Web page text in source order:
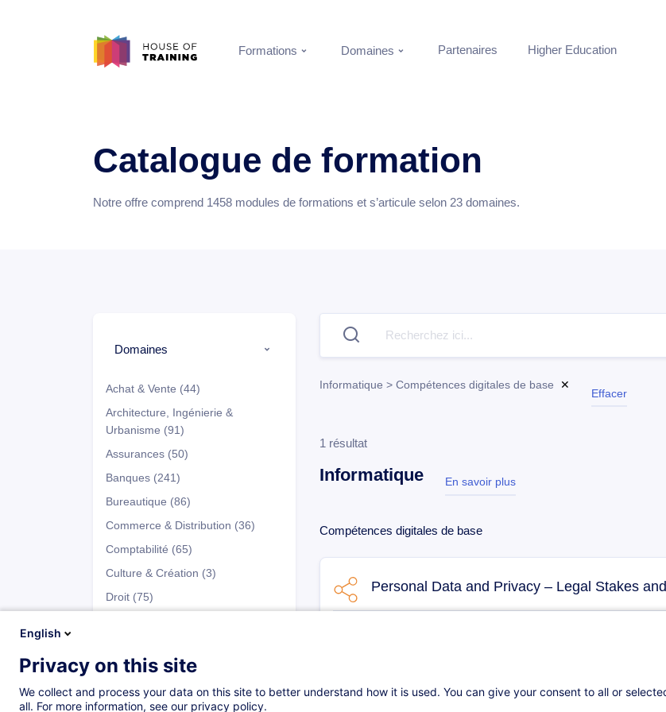
Formations Domaines Partenaires Higher Education
Catalogue de formation
Notre offre comprend 1458 modules de formations et s’articule selon 23 domaines.
Domaines
Achat & Vente (44)
Architecture, Ingénierie &
Urbanisme (91)
Assurances (50)
Banques (241)
Bureautique (86)
Commerce & Distribution (36)
Comptabilité (65)
Culture & Création (3)
Droit (75)
d’Entreprise (66)
Programmes
Informatique > Compétences digitales de base ✕
Effacer
1 résultat
Informatique En savoir plus
test
Compétences digitales de base
Personal Data and Privacy – Legal Stakes
English
Privacy on this site
We collect and process your data on this site to better understand how it is used. You can give your consent to all or
all. For more information, see our privacy policy.